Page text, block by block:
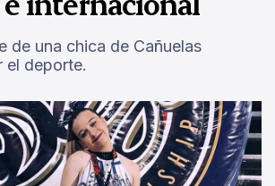
de una chica de Cañuelas
el deporte.